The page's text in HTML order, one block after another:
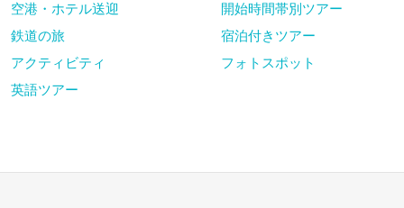
空港・ホテル送迎
開始時間帯別ツアー
鉄道の旅
宿泊付きツアー
アクティビティ
フォトスポット
英語ツアー